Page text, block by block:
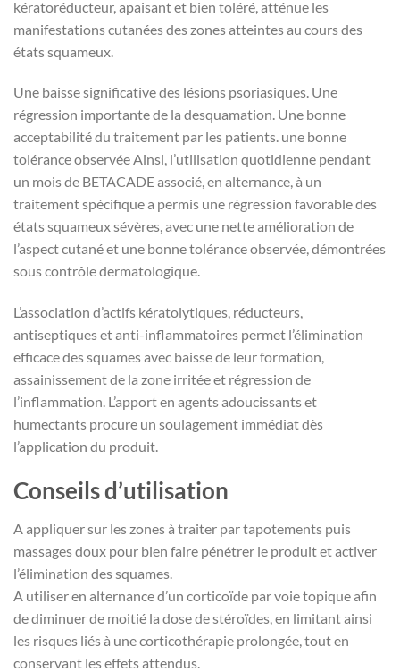
kératoréducteur, apaisant et bien toléré, atténue les
manifestations cutanées des zones atteintes au cours des
états squameux.
Une baisse significative des lésions psoriasiques. Une
régression importante de la desquamation. Une bonne
acceptabilité du traitement par les patients. une bonne
tolérance observée Ainsi, l’utilisation quotidienne pendant
un mois de BETACADE associé, en alternance, à un
traitement spécifique a permis une régression favorable des
états squameux sévères, avec une nette amélioration de
l’aspect cutané et une bonne tolérance observée, démontrées
sous contrôle dermatologique.
L’association d’actifs kératolytiques, réducteurs,
antiseptiques et anti-inflammatoires permet l’élimination
efficace des squames avec baisse de leur formation,
assainissement de la zone irritée et régression de
l’inflammation. L’apport en agents adoucissants et
humectants procure un soulagement immédiat dès
l’application du produit.
Conseils d’utilisation
A appliquer sur les zones à traiter par tapotements puis
massages doux pour bien faire pénétrer le produit et activer
l’élimination des squames.
A utiliser en alternance d’un corticoïde par voie topique afin
de diminuer de moitié la dose de stéroïdes, en limitant ainsi
les risques liés à une corticothérapie prolongée, tout en
conservant les effets attendus.